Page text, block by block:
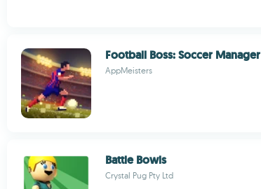
Football Boss: Soccer Manager
AppMeisters
Battle Bowls
Crystal Pug Pty Ltd